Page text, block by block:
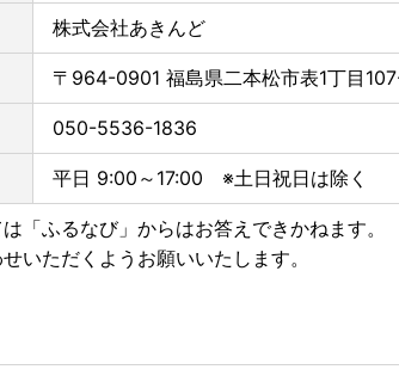
株式会社あきんど
〒964-0901 福島県二本松市表1丁目
050-5536-1836
平日 9:00～17:00 ※土日祝日は除く
「ふるなび」からはお答えできかねます。
いただくようお願いいたします。